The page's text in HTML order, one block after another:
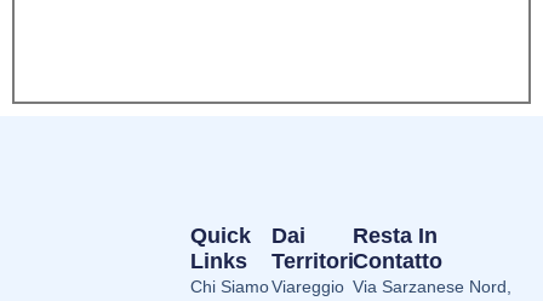
Dai
Territori
Viareggio
Quick
Links
Chi Siamo
Resta In
Contatto
Via Sarzanese Nord,